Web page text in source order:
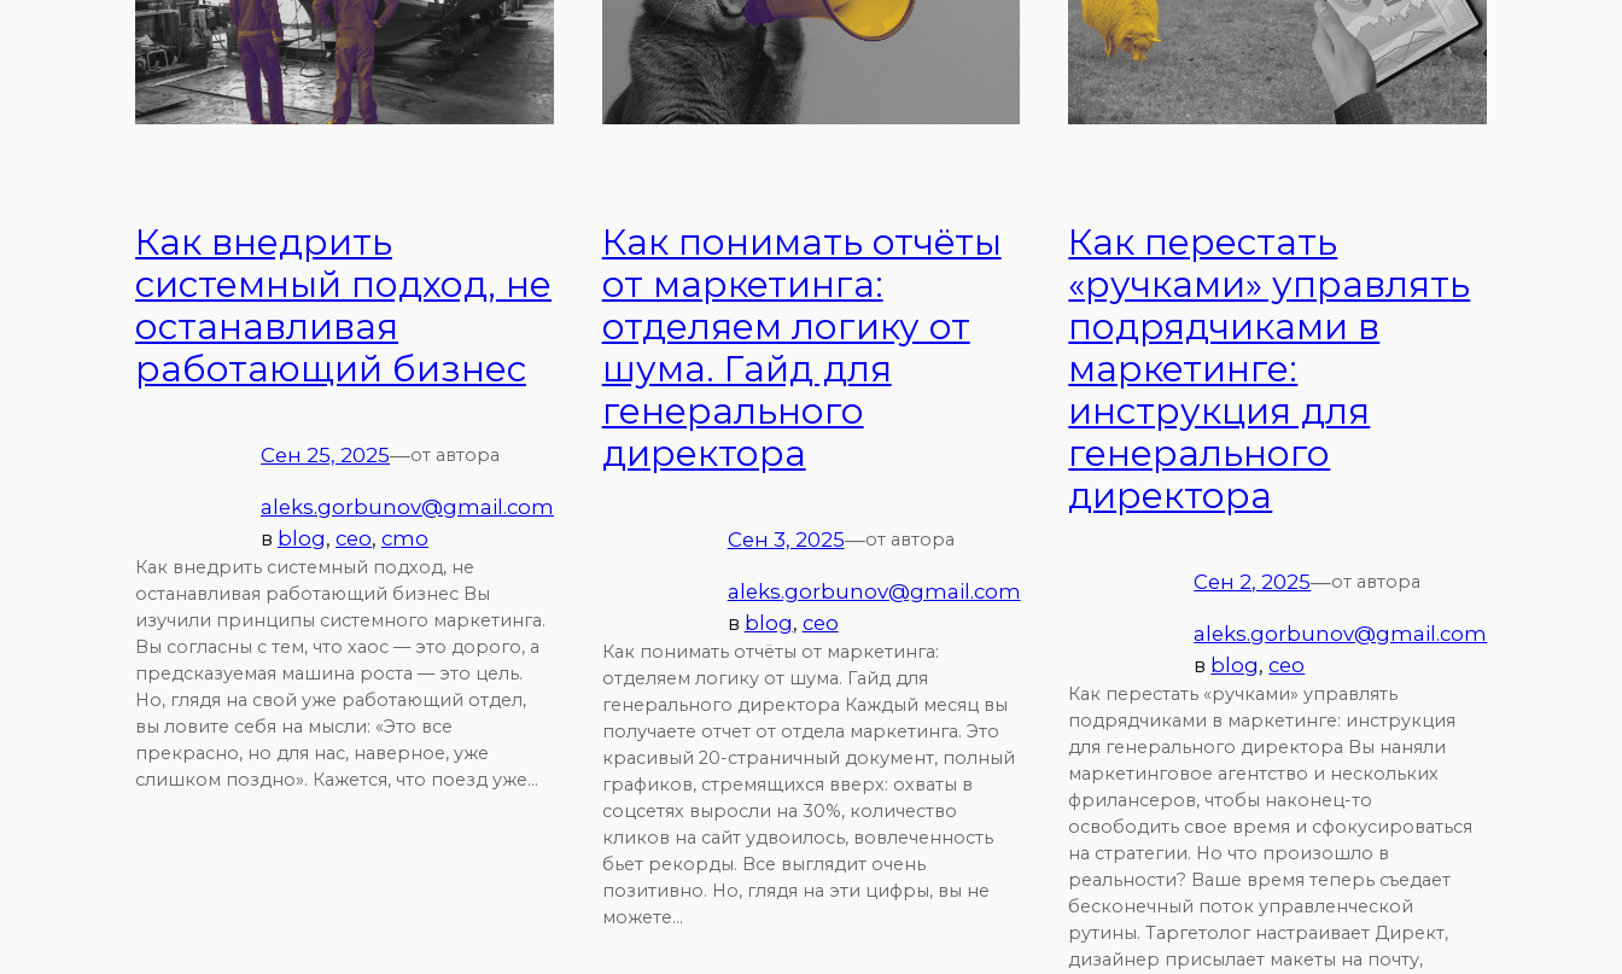
Как внедрить
системный подход, не
останавливая
работающий бизнес
Сен 25, 2025—от автора
aleks.gorbunov@gmail.com
в blog, ceo, cmo
Как внедрить системный подход, не
останавливая работающий бизнес Вы
изучили принципы системного маркетинга.
Вы согласны с тем, что хаос — это дорого, а
предсказуемая машина роста — это цель.
Но, глядя на свой уже работающий отдел,
вы ловите себя на мысли: «Это все
прекрасно, но для нас, наверное, уже
слишком поздно». Кажется, что поезд уже…
Как понимать отчёты
от маркетинга:
отделяем логику от
шума. Гайд для
генерального
директора
Сен 3, 2025—от автора
aleks.gorbunov@gmail.com
в blog, ceo
Как понимать отчёты от маркетинга:
отделяем логику от шума. Гайд для
генерального директора Каждый месяц вы
получаете отчет от отдела маркетинга. Это
красивый 20-страничный документ, полный
графиков, стремящихся вверх: охваты в
соцсетях выросли на 30%, количество
кликов на сайт удвоилось, вовлеченность
бьет рекорды. Все выглядит очень
позитивно. Но, глядя на эти цифры, вы не
можете…
Как перестать
«ручками» управлять
подрядчиками в
маркетинге:
инструкция для
генерального
директора
Сен 2, 2025—от автора
aleks.gorbunov@gmail.com
в blog, ceo
Как перестать «ручками» управлять
подрядчиками в маркетинге: инструкция
для генерального директора Вы наняли
маркетинговое агентство и нескольких
фрилансеров, чтобы наконец-то
освободить свое время и сфокусироваться
на стратегии. Но что произошло в
реальности? Ваше время теперь съедает
бесконечный поток управленческой
рутины. Таргетолог настраивает Директ,
дизайнер присылает макеты на почту,